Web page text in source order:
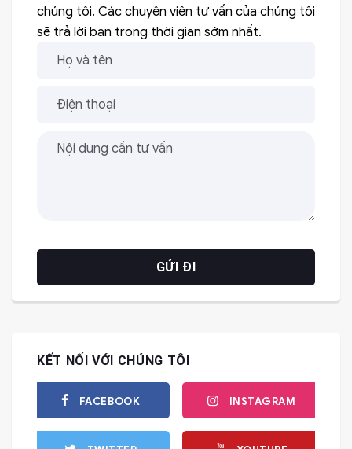
chúng tôi. Các chuyên viên tư vấn của chúng tôi
sẽ trả lời bạn trong thời gian sớm nhất.
KẾT NỐI VỚI CHÚNG TÔI
FACEBOOK INSTAGRAM